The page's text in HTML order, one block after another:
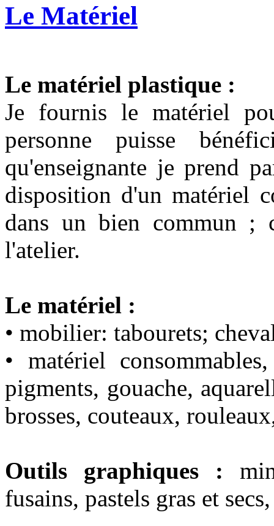
Le Matériel
Le matériel plastique :
Je fournis le matériel
personne puisse
qu'enseignante je prend
disposition d'un matériel
dans un bien commun ;
l'atelier.
Le matériel :
• mobilier: tabourets;
• matériel
pigments, gouache,
brosses, couteaux,
Outils graphiques :
fusains, pastels gras et